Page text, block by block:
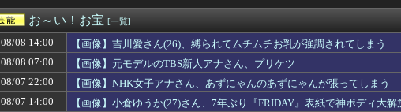
【大型セール】Kindleストア｢最大65%オフサマーセール｣や｢最大50%オ...
【画像】中川翔子「猫は純粋、嘘をつかない」
飛行開発実験団のF-2戦闘機に大型の謎ミサイル…ステルス性と射程1000kmを...
【日向坂46】髙橋未来虹さん、外番組で負け属性を発揮してしまう…
【今はやってない】審判への性接待疑惑…大韓サッカー協会が声明「現在は一切発生
佐藤二朗さん、Ｘを更新「妻から『ハグでもしてみっか』と言われました」ｗｗｗｗ
【閲覧注意】女さん「私の村、本当にヤバい…これ見て…」（衝撃動画）
お～い！お宝 [一覧]
08/08 14:00
【画像】吉川愛さん(26)、縛られてムチムチお乳が強調されてしまう
08/08 07:00
【画像】元モデルのTBS新人アナさん、プリケツ
08/07 22:00
【画像】NHK女子アナさん、あずにゃんのあずにゃんが張ってしまう
08/07 14:00
【画像】小倉ゆうか(27)さん、7年ぶり『FRIDAY』表紙で神ボディ大解